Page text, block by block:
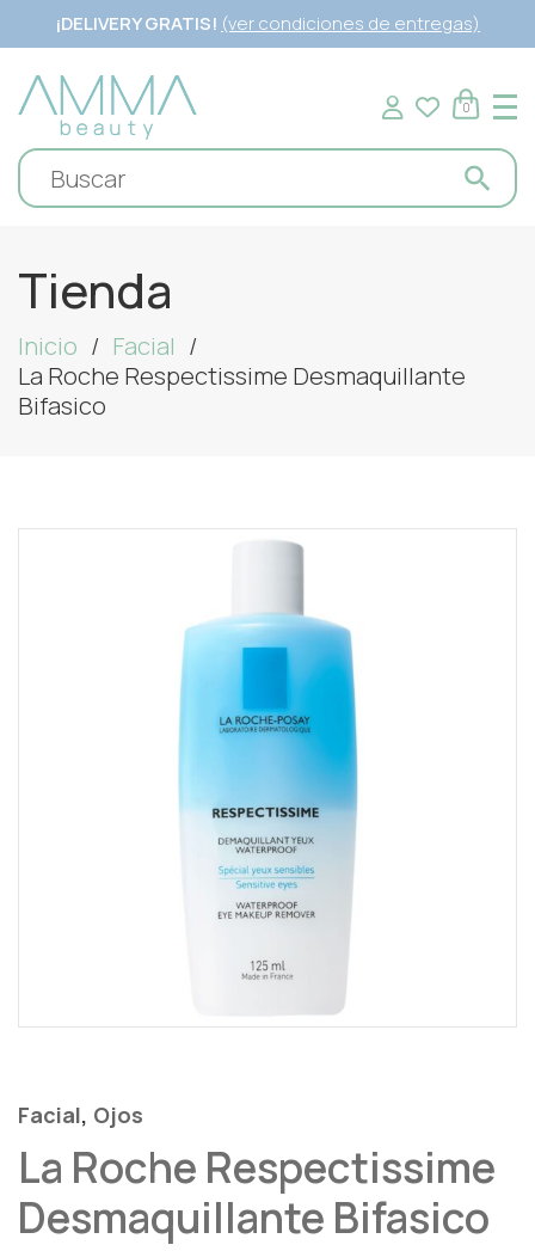
¡DELIVERY GRATIS! (ver condiciones de entregas)
0
Tienda
Inicio
Facial
La Roche Respectissime Desmaquillante
Bifasico
Facial, Ojos
La Roche Respectissime
Desmaquillante Bifasico